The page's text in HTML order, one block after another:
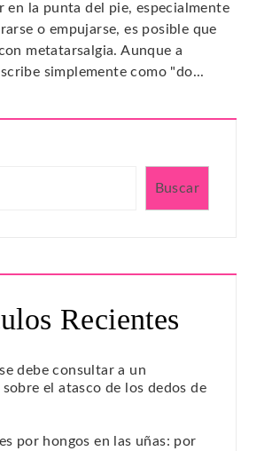
en la punta del pie, especialmente
o empujarse, es posible que
metatarsalgia. Aunque a
simplemente como "do...
Buscar
Recientes
debe consultar a un
el atasco de los dedos de
por hongos en las uñas: por